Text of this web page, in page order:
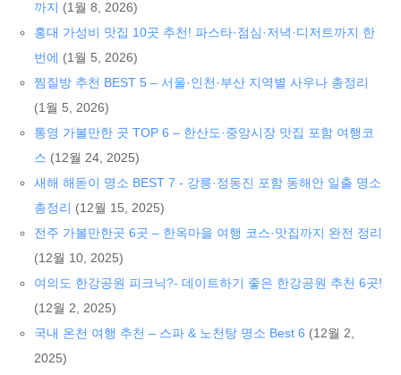
까지 (1월 8, 2026)
홍대 가성비 맛집 10곳 추천! 파스타·점심·저녁·디저트까지 한
번에 (1월 5, 2026)
찜질방 추천 BEST 5 – 서울·인천·부산 지역별 사우나 총정리
(1월 5, 2026)
통영 가볼만한 곳 TOP 6 – 한산도·중앙시장 맛집 포함 여행코
스 (12월 24, 2025)
새해 해돋이 명소 BEST 7 - 강릉·정동진 포함 동해안 일출 명소
총정리 (12월 15, 2025)
전주 가볼만한곳 6곳 – 한옥마을 여행 코스·맛집까지 완전 정리
(12월 10, 2025)
여의도 한강공원 피크닉?- 데이트하기 좋은 한강공원 추천 6곳!
(12월 2, 2025)
국내 온천 여행 추천 – 스파 & 노천탕 명소 Best 6 (12월 2,
2025)